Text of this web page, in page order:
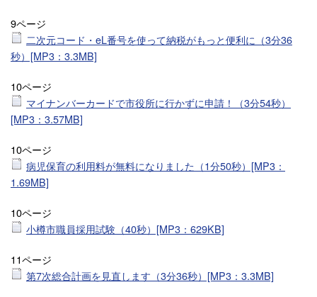
9ページ
二次元コード・eL番号を使って納税がもっと便利に（3分36
秒）[MP3：3.3MB]
10ページ
マイナンバーカードで市役所に行かずに申請！（3分54秒）
[MP3：3.57MB]
10ページ
病児保育の利用料が無料になりました（1分50秒）[MP3：
1.69MB]
10ページ
小樽市職員採用試験（40秒）[MP3：629KB]
11ページ
第7次総合計画を見直します（3分36秒）[MP3：3.3MB]